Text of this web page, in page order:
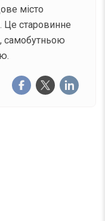
місто
Це старовинне
самобутньою